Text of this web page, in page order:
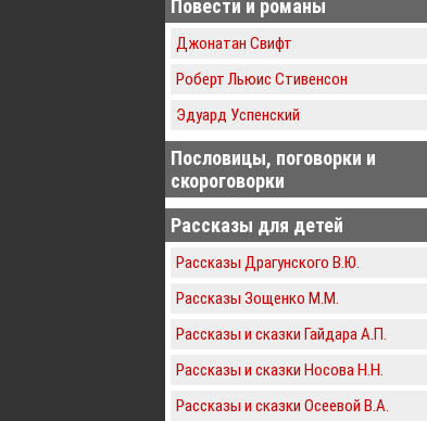
Повести и романы
Джонатан Свифт
Роберт Льюис Стивенсон
Эдуард Успенский
Пословицы, поговорки и
скороговорки
Рассказы для детей
Рассказы Драгунского В.Ю.
Рассказы Зощенко М.М.
Рассказы и сказки Гайдара А.П.
Рассказы и сказки Носова Н.Н.
Рассказы и сказки Осеевой В.А.